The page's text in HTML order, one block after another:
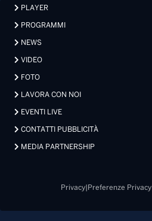
PLAYER
PROGRAMMI
NEWS
VIDEO
FOTO
LAVORA CON NOI
EVENTI LIVE
CONTATTI PUBBLICITÀ
MEDIA PARTNERSHIP
Privacy| Preferenze Privacy|